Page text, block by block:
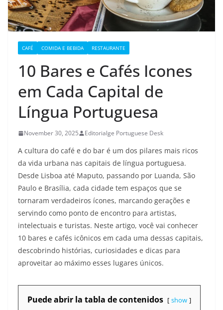
CAFÉ COMIDA E BEBIDA RESTAURANTE
10 Bares e Cafés Icones
em Cada Capital de
Língua Portuguesa
November 30, 2025 Editorialge Portuguese Desk
A cultura do café e do bar é um dos pilares mais ricos
da vida urbana nas capitais de língua portuguesa.
Desde Lisboa até Maputo, passando por Luanda, São
Paulo e Brasília, cada cidade tem espaços que se
tornaram verdadeiros ícones, marcando gerações e
servindo como ponto de encontro para artistas,
intelectuais e turistas. Neste artigo, você vai conhecer
10 bares e cafés icônicos em cada uma dessas capitais,
descobrindo histórias, curiosidades e dicas para
aproveitar ao máximo esses lugares únicos.
Puede abrir la tabla de contenidos show